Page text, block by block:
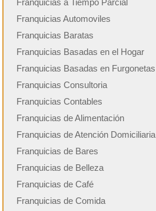
Franquicias Automoviles
Franquicias Baratas
Franquicias Basadas en el Hogar
Franquicias Basadas en Furgonetas
Franquicias Consultoria
Franquicias Contables
Franquicias de Alimentación
Franquicias de Atención Domiciliaria
Franquicias de Bares
Franquicias de Belleza
Franquicias de Café
Franquicias de Comida